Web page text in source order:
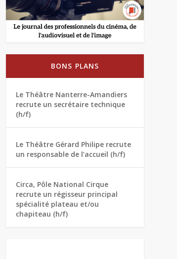
BONS PLANS
Le Théâtre Nanterre-Amandiers
recrute un secrétaire technique
(h/f)
Le Théâtre Gérard Philipe recrute
un responsable de l’accueil (h/f)
Circa, Pôle National Cirque
recrute un régisseur principal
spécialité plateau et/ou
chapiteau (h/f)